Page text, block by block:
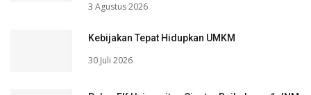
3 Agustus 2026
Kebijakan Tepat Hidupkan UMKM
30 Juli 2026